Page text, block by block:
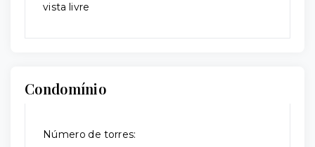
vista livre
Condomínio
Número de torres: